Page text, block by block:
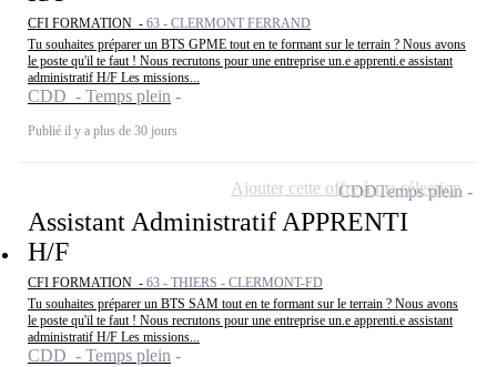
CFI FORMATION - 63 - CLERMONT FERRAND
Tu souhaites préparer un BTS GPME tout en te formant sur le terrain ? Nous avons
le poste qu'il te faut ! Nous recrutons pour une entreprise un.e apprenti.e assistant
administratif H/F Les missions...
CDD - Temps plein
Publié il y a plus de 30 jours
Assistant Administratif APPRENTI
H/F
CFI FORMATION - 63 - THIERS - CLERMONT-FD
Tu souhaites préparer un BTS SAM tout en te formant sur le terrain ? Nous avons
le poste qu'il te faut ! Nous recrutons pour une entreprise un.e apprenti.e assistant
administratif H/F Les missions...
CDD - Temps plein
CDDTemps plein
Ajouter cette offre à ma sélection